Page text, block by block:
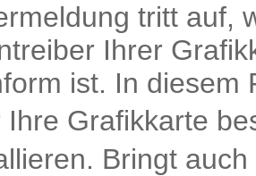
tritt auf,
Ihrer
ist. In diesem
Grafikkarte
Bringt